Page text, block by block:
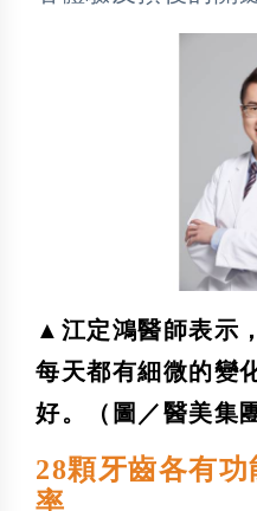
▲江定鴻醫師表示
每天都有細微的變
好。（圖／醫美集
28顆牙齒各有
率